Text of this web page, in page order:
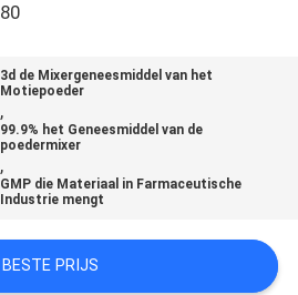
80
3d de Mixergeneesmiddel van het
Motiepoeder
,
99.9% het Geneesmiddel van de
poedermixer
,
GMP die Materiaal in Farmaceutische
Industrie mengt
BESTE PRIJS